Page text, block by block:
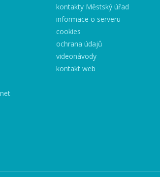
kontakty Městský úřad
informace o serveru
cookies
ochrana údajů
videonávody
kontakt web